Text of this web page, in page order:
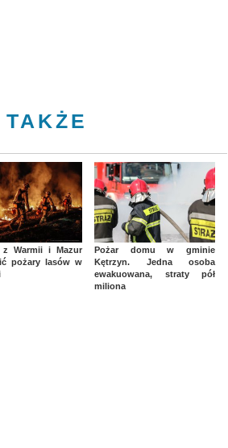
z Warmii i Mazur
pożary lasów w
Pożar domu w gminie
Kętrzyn. Jedna osoba
ewakuowana, straty pół
miliona